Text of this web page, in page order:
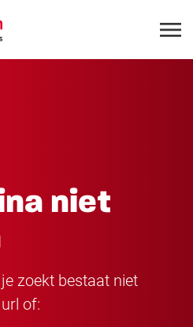
niet
zoekt bestaat niet
of: